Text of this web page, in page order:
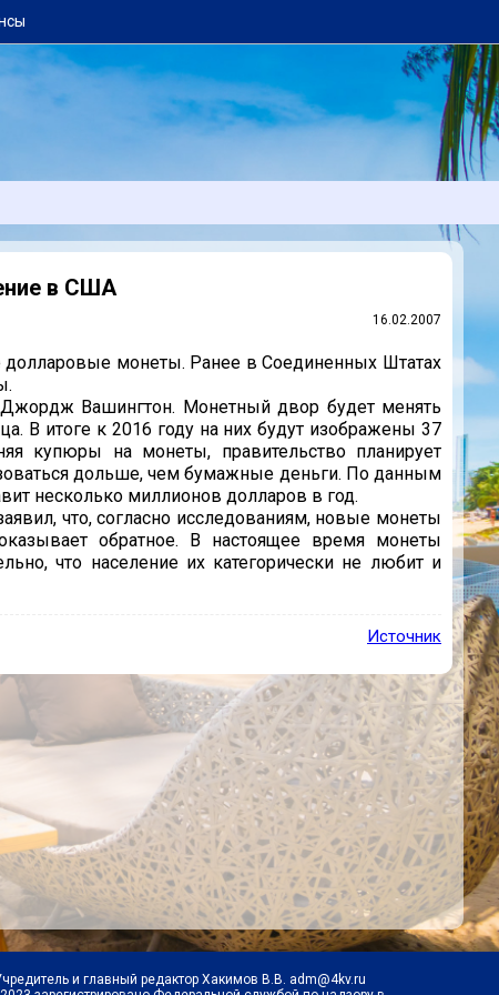
в США
16.02.2007
монеты. Ранее в Соединенных Штатах
Вашингтон. Монетный двор будет менять
В итоге к 2016 году на них будут изображены 37
купюры на монеты, правительство планирует
дольше, чем бумажные деньги. По данным
несколько миллионов долларов в год.
что, согласно исследованиям, новые монеты
обратное. В настоящее время монеты
что население их категорически не любит и
Источник
и главный редактор Хакимов В.В. adm@4kv.ru